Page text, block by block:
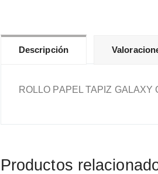
Descripción
ROLLO PAPEL TAPIZ GALAXY
Productos